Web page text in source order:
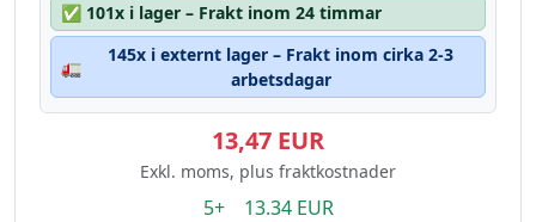
✅ 101x i lager – Frakt inom 24 timmar
🚛
145x i externt lager – Frakt inom cirka 2-3
arbetsdagar
13,47 EUR
Exkl. moms, plus fraktkostnader
5+ 13.34 EUR